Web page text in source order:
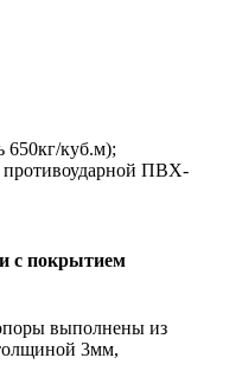
650кг/куб.м);
противоударной ПВХ-
с покрытием
выполнены из
3мм,